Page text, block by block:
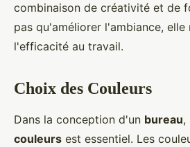
combinaison de créativité et de
pas qu'améliorer l'ambiance,
l'efficacité au travail.
Choix des Couleurs
Dans la conception d'un bureau,
couleurs est essentiel. Les